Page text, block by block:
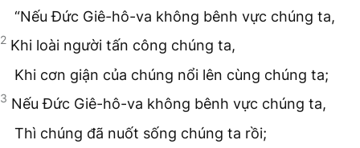
“Nếu Đức Giê-hô-va không bênh vực chúng ta,
2 Khi loài người tấn công chúng ta,
Khi cơn giận của chúng nổi lên cùng chúng ta;
3 Nếu Đức Giê-hô-va không bênh vực chúng ta,
Thì chúng đã nuốt sống chúng ta rồi;